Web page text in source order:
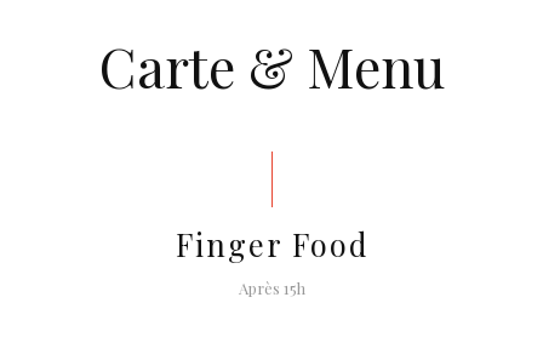
Carte & Menu
Finger Food
Après 15h